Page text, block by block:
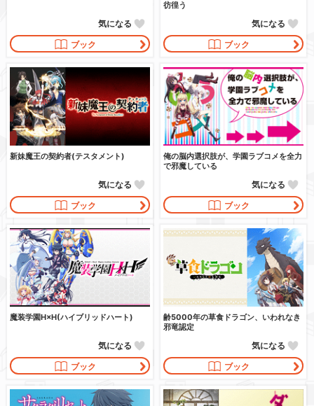
ブック
気になる
彷徨う
ブック
気になる
新妹魔王の契約者(テスタメント)
ブック
気になる
俺の脳内選択肢が、学園ラブコメを全力
で邪魔している
ブック
気になる
魔装学園H×H(ハイブリッドハート)
ブック
気になる
齢5000年の草食ドラゴン、いわれなき
邪竜認定
ブック
気になる